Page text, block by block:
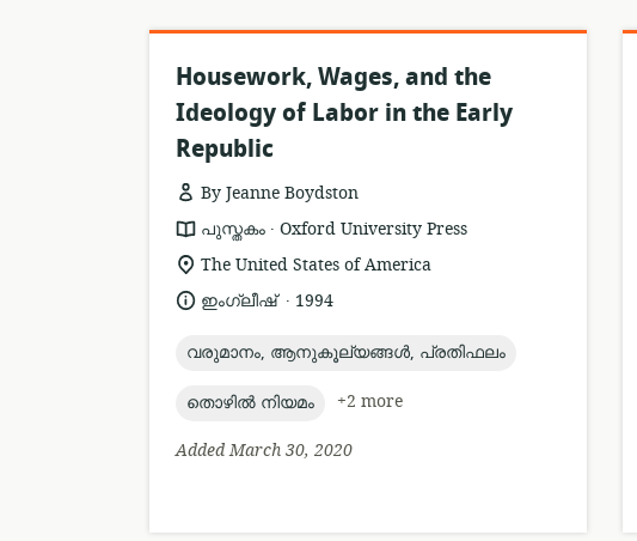
Housework, Wages, and the
Ideology of Labor in the Early
Republic
By Jeanne Boydston
resource
format:
പുസ്തകം .
publisher:
Oxford University Press
location
relevance:
The United States of America
language:
ഇംഗ്ലീഷ് .
date1994
topic:
വരുമാനം, ആനുകൂല്യങ്ങൾ, പ്രതിഫലം
topic:
തൊഴിൽ നിയമം
+2 more
Added March 30, 2020